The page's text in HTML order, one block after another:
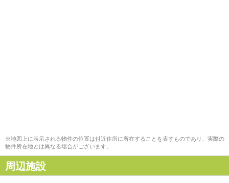
※地図上に表示される物件の位置は付近住所に所在することを表すものであり、実際の
物件所在地とは異なる場合がございます。
周辺施設